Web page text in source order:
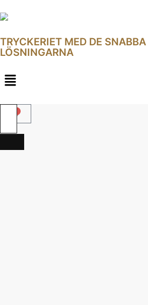
TRYCKERIET MED DE
LÖSNINGARNA